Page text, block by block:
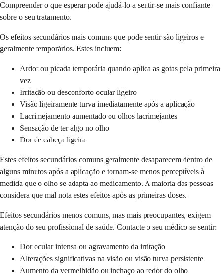
Compreender o que esperar pode ajudá-lo a sentir-se mais confiante
sobre o seu tratamento.
Os efeitos secundários mais comuns que pode sentir são ligeiros e
geralmente temporários. Estes incluem:
Ardor ou picada temporária quando aplica as gotas pela primeira
vez
Irritação ou desconforto ocular ligeiro
Visão ligeiramente turva imediatamente após a aplicação
Lacrimejamento aumentado ou olhos lacrimejantes
Sensação de ter algo no olho
Dor de cabeça ligeira
Estes efeitos secundários comuns geralmente desaparecem dentro de
alguns minutos após a aplicação e tornam-se menos perceptíveis à
medida que o olho se adapta ao medicamento. A maioria das pessoas
considera que mal nota estes efeitos após as primeiras doses.
Efeitos secundários menos comuns, mas mais preocupantes, exigem
atenção do seu profissional de saúde. Contacte o seu médico se sentir:
Dor ocular intensa ou agravamento da irritação
Alterações significativas na visão ou visão turva persistente
Aumento da vermelhidão ou inchaço ao redor do olho